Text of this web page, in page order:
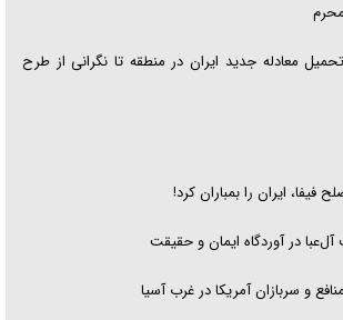
معادله جدید ایران در منطقه تا نگرانی از طرح
فیفا، ایران را بمباران کرد!
در آوردگاه ایمان و حقیقت
و سربازان آمریکا در غرب آسیا